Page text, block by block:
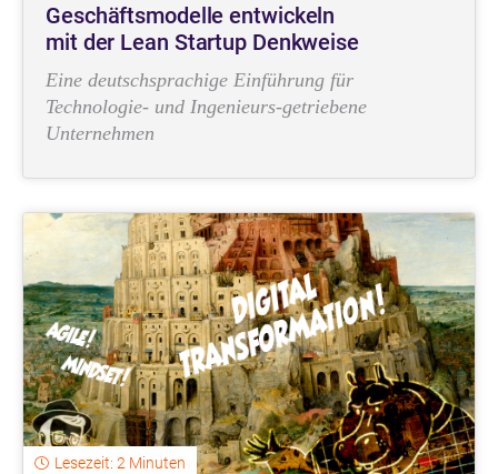
Geschäftsmodelle entwickeln
mit der Lean Startup Denkweise
Eine deutschsprachige Einführung für
Technologie- und Ingenieurs-getriebene
Unternehmen
Lesezeit: 2 Minuten